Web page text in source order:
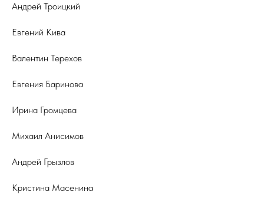
Андрей Троицкий
Евгений Кива
Валентин Терехов
Евгения Баринова
Ирина Громцева
Михаил Анисимов
Андрей Грызлов
Кристина Масенина